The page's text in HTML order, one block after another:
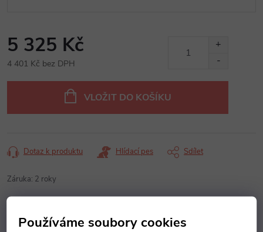
Používáme soubory cookies
5 325 Kč
4 401 Kč bez DPH
VLOŽIT DO KOŠÍKU
Dotaz k produktu Hlídací pes Sdílet
Záruka: 2 roky